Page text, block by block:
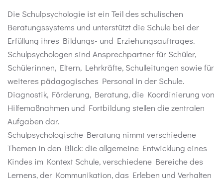
Die Schulpsychologie ist ein Teil des schulischen
Beratungssystems und unterstützt die Schule bei der
Erfüllung ihres Bildungs- und Erziehungsauftrages.
Schulpsychologen sind Ansprechpartner für Schüler,
Schülerinnen, Eltern, Lehrkräfte, Schulleitungen sowie für
weiteres pädagogisches Personal in der Schule.
Diagnostik, Förderung, Beratung, die Koordinierung von
Hilfemaßnahmen und Fortbildung stellen die zentralen
Aufgaben dar.
Schulpsychologische Beratung nimmt verschiedene
Themen in den Blick: die allgemeine Entwicklung eines
Kindes im Kontext Schule, verschiedene Bereiche des
Lernens, der Kommunikation, das Erleben und Verhalten